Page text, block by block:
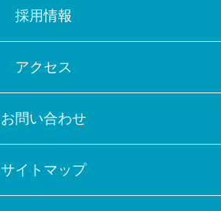
採用情報
アクセス
お問い合わせ
サイトマップ